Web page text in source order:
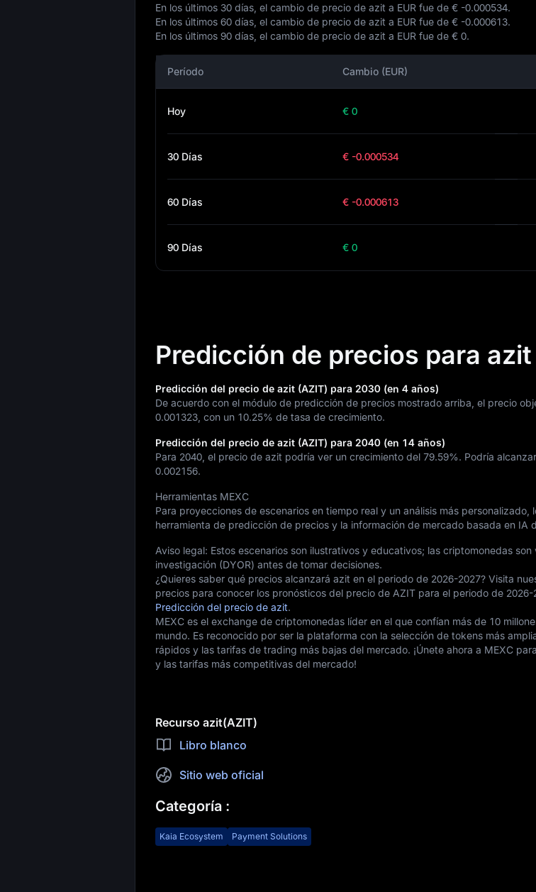
En los últimos 30 días, el cambio de precio de azit a EUR fue de € -0.000534.
En los últimos 60 días, el cambio de precio de azit a EUR fue de € -0.000613.
En los últimos 90 días, el cambio de precio de azit a EUR fue de € 0.
Período Cambio (EUR)
Hoy € 0
30 Días € -0.000534
60 Días € -0.000613
90 Días € 0
Predicción de precios para azit
Predicción del precio de azit (AZIT) para 2030 (en 4 años)
De acuerdo con el módulo de predicción de precios mostrado arriba, el precio
0.001323 , con un 10.25% de tasa de crecimiento.
Predicción del precio de azit (AZIT) para 2040 (en 14 años)
Para 2040, el precio de azit podría ver un crecimiento del 79.59%. Podría
0.002156.
Herramientas MEXC
Para proyecciones de escenarios en tiempo real y un análisis más personalizado,
herramienta de predicción de precios y la información de mercado basada en IA
Aviso legal: Estos escenarios son ilustrativos y educativos; las criptomonedas
investigación (DYOR) antes de tomar decisiones.
¿Quieres saber qué precios alcanzará azit en el periodo de 2026-2027? Visita
precios para conocer los pronósticos del precio de AZIT para el periodo de
Predicción del precio de azit.
MEXC es el exchange de criptomonedas líder en el que confían más de 10
mundo. Es reconocido por ser la plataforma con la selección de tokens más
rápidos y las tarifas de trading más bajas del mercado. ¡Únete ahora a MEXC
y las tarifas más competitivas del mercado!
Recurso azit(AZIT)
Libro blanco
Sitio web oficial
Categoría :
Kaia Ecosystem Payment Solutions